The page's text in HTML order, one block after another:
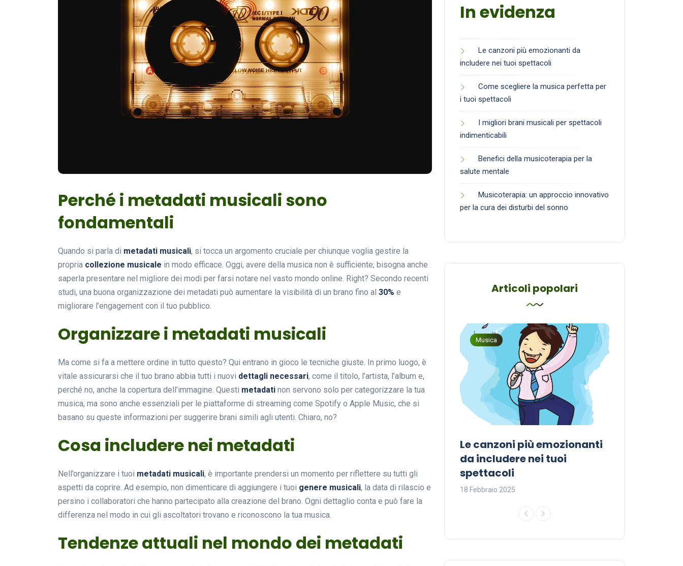
Perché i metadati musicali sono
fondamentali
Quando si parla di metadati musicali, si tocca un argomento cruciale per chiunque voglia gestire la
propria collezione musicale in modo efficace. Oggi, avere della musica non è sufficiente; bisogna anche
saperla presentare nel migliore dei modi per farsi notare nel vasto mondo online. Right? Secondo recenti
studi, una buona organizzazione dei metadati può aumentare la visibilità di un brano fino al 30% e
migliorare l’engagement con il tuo pubblico.
Organizzare i metadati musicali
Ma come si fa a mettere ordine in tutto questo? Qui entrano in gioco le tecniche giuste. In primo luogo, è
vitale assicurarsi che il tuo brano abbia tutti i nuovi dettagli necessari, come il titolo, l’artista, l’album e,
perché no, anche la copertura dell’immagine. Questi metadati non servono solo per categorizzare la tua
musica, ma sono anche essenziali per le piattaforme di streaming come Spotify o Apple Music, che si
basano su queste informazioni per suggerire brani simili agli utenti. Chiaro, no?
Cosa includere nei metadati
Nell’organizzare i tuoi metadati musicali, è importante prendersi un momento per riflettere su tutti gli
aspetti da coprire. Ad esempio, non dimenticare di aggiungere i tuoi genere musicali, la data di rilascio e
persino i collaboratori che hanno partecipato alla creazione del brano. Ogni dettaglio conta e può fare la
differenza nel modo in cui gli ascoltatori trovano e riconoscono la tua musica.
Tendenze attuali nel mondo dei metadati
In evidenza
Le canzoni più emozionanti da
includere nei tuoi spettacoli
Come scegliere la musica perfetta per
i tuoi spettacoli
I migliori brani musicali per spettacoli
indimenticabili
Benefici della musicoterapia per la
salute mentale
Musicoterapia: un approccio innovativo
per la cura dei disturbi del sonno
Articoli popolari
cura dei disturbi del sonno
18 Febbraio 2025
Musica
Le canzoni più emozionanti
da includere nei tuoi
spettacoli
18 Febbraio 2025